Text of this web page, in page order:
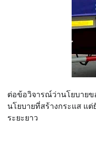
ต่อข้อวิจารณ์ว่านโยบายข
นโยบายที่สร้างกระแส แ
ระยะยาว